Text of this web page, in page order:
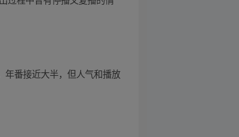
年番接近大半，但人气和播放